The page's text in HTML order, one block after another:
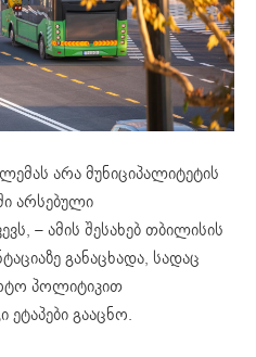
არა მუნიციპალიტეტის
არსებული
– ამის შესახებ თბილისის
განაცხადა, სადაც
პოლიტიკით
გააცნო.